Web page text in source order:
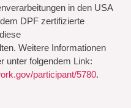
in den USA
DPF zertifizierte
Weitere Informationen
unter folgendem Link:
participant/5780.